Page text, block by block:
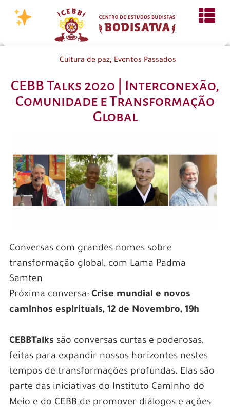
Cultura de paz, Eventos Passados
CEBB Talks 2020 | Interconexão,
Comunidade e Transformação
Global
Conversas com grandes nomes sobre
transformação global, com Lama Padma
Samten
Próxima conversa: Crise mundial e novos
caminhos espirituais, 12 de Novembro, 19h
CEBBTalks são conversas curtas e poderosas,
feitas para expandir nossos horizontes nestes
tempos de transformações profundas. Elas são
parte das iniciativas do Instituto Caminho do
Meio e do CEBB de promover diálogos e ações